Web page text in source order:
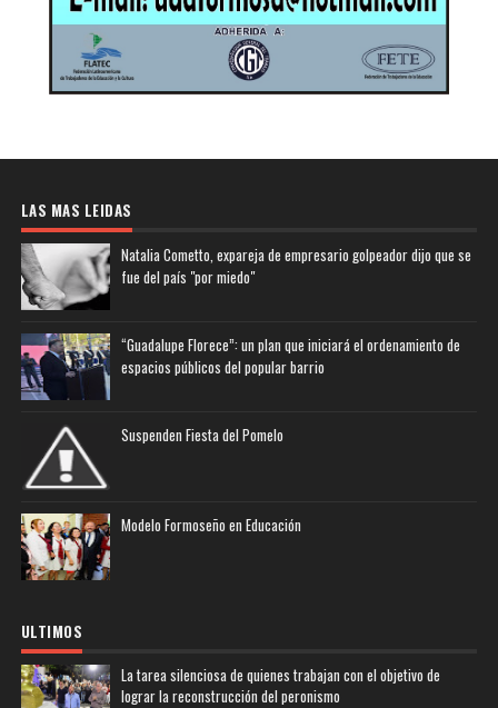
LAS MAS LEIDAS
Natalia Cometto, expareja de empresario golpeador dijo que se
fue del país "por miedo"
“Guadalupe Florece”: un plan que iniciará el ordenamiento de
espacios públicos del popular barrio
Suspenden Fiesta del Pomelo
Modelo Formoseño en Educación
ULTIMOS
La tarea silenciosa de quienes trabajan con el objetivo de
lograr la reconstrucción del peronismo